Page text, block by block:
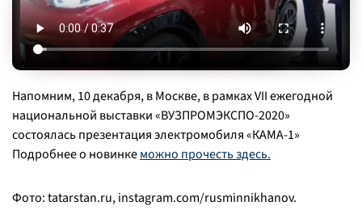
Напомним, 10 декабря, в Москве, в рамках VII ежегодной
национальной выставки «ВУЗПРОМЭКСПО-2020»
состоялась презентация электромобиля «КАМА-1»
Подробнее о новинкеможно прочесть здесь.
Фото: tatarstan.ru, instagram.com/rusminnikhanov.